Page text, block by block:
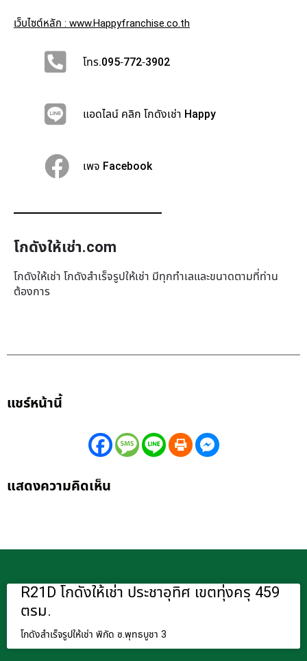
เว็บไซต์หลัก : www.Happyfranchise.co.th
โทร.095-772-3902
แอดไลน์ คลิก โกดังเช่า Happy
เพจ Facebook
โกดังให้เช่า.com
โกดังให้เช่า โกดังสำเร็จรูปให้เช่า มีทุกทำเล​และขนาดตามที่ท่าน
ต้องการ
แชร์หน้านี้
แสดงความคิดเห็น
R21D โกดังให้เช่า ประชาอุทิศ เขตทุ่งครุ 459
ตรม.
โกดังสำเร็จรูปให้เช่า พิกัด ซ.พุทธบูชา 3